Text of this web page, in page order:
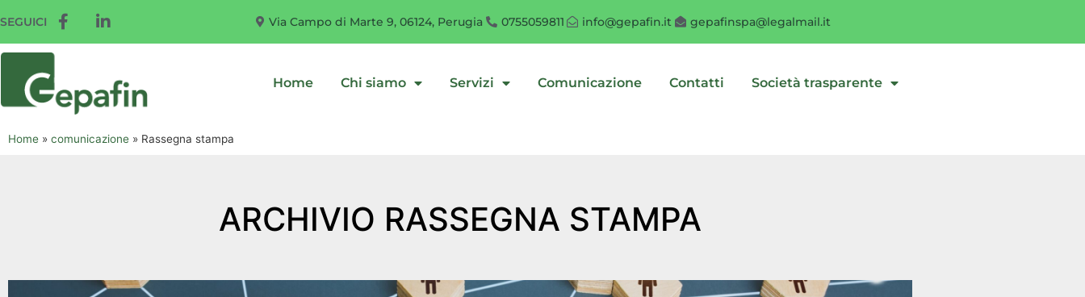
SEGUICI Via Campo di Marte 9, 06124, Perugia 0755059811 info@gepafin.it gepafinspa@legalmail.it
Home Chi siamo Servizi Comunicazione Contatti Società trasparente
Home » comunicazione » Rassegna stampa
ARCHIVIO RASSEGNA STAMPA